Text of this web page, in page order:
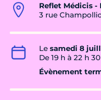
Reflet Médicis -
3 rue
Le samedi 8
De 19 h à 22 h 30
Évènement